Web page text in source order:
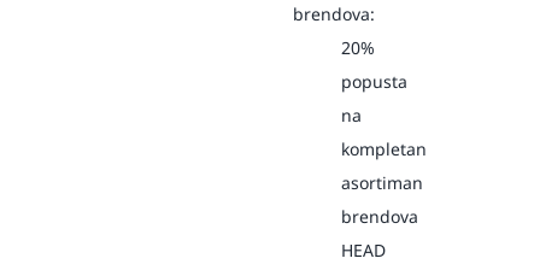
brendova:
20%
popusta
na
kompletan
asortiman
brendova
HEAD